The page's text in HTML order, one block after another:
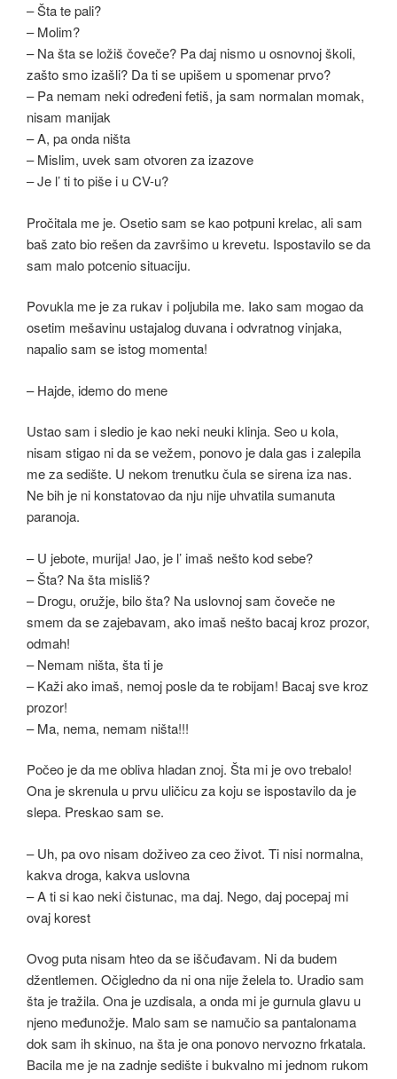
– Šta te pali?
– Molim?
– Na šta se ložiš čoveče? Pa daj nismo u osnovnoj školi,
zašto smo izašli? Da ti se upišem u spomenar prvo?
– Pa nemam neki određeni fetiš, ja sam normalan momak,
nisam manijak
– A, pa onda ništa
– Mislim, uvek sam otvoren za izazove
– Je l’ ti to piše i u CV-u?
Pročitala me je. Osetio sam se kao potpuni krelac, ali sam
baš zato bio rešen da završimo u krevetu. Ispostavilo se da
sam malo potcenio situaciju.
Povukla me je za rukav i poljubila me. Iako sam mogao da
osetim mešavinu ustajalog duvana i odvratnog vinjaka,
napalio sam se istog momenta!
– Hajde, idemo do mene
Ustao sam i sledio je kao neki neuki klinja. Seo u kola,
nisam stigao ni da se vežem, ponovo je dala gas i zalepila
me za sedište. U nekom trenutku čula se sirena iza nas.
Ne bih je ni konstatovao da nju nije uhvatila sumanuta
paranoja.
– U jebote, murija! Jao, je l’ imaš nešto kod sebe?
– Šta? Na šta misliš?
– Drogu, oružje, bilo šta? Na uslovnoj sam čoveče ne
smem da se zajebavam, ako imaš nešto bacaj kroz prozor,
odmah!
– Nemam ništa, šta ti je
– Kaži ako imaš, nemoj posle da te robijam! Bacaj sve kroz
prozor!
– Ma, nema, nemam ništa!!!
Počeo je da me obliva hladan znoj. Šta mi je ovo trebalo!
Ona je skrenula u prvu uličicu za koju se ispostavilo da je
slepa. Preskao sam se.
– Uh, pa ovo nisam doživeo za ceo život. Ti nisi normalna,
kakva droga, kakva uslovna
– A ti si kao neki čistunac, ma daj. Nego, daj pocepaj mi
ovaj korest
Ovog puta nisam hteo da se iščuđavam. Ni da budem
džentlemen. Očigledno da ni ona nije želela to. Uradio sam
šta je tražila. Ona je uzdisala, a onda mi je gurnula glavu u
njeno međunožje. Malo sam se namučio sa pantalonama
dok sam ih skinuo, na šta je ona ponovo nervozno frkatala.
Bacila me je na zadnje sedište i bukvalno mi jednom rukom